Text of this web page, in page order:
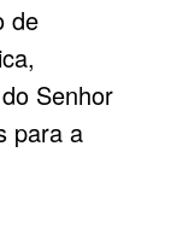
de
Senhor
para a